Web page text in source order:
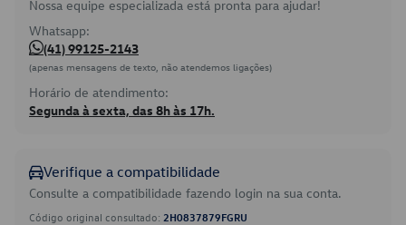
Nossa equipe especializada está pronta para ajudar!
Whatsapp:
(41) 99125-2143
(apenas mensagens de texto, não atendemos ligações)
Horário de atendimento:
Segunda à sexta, das 8h às 17h.
Verifique a compatibilidade
Consulte a compatibilidade fazendo login na sua conta.
Código original consultado: 2H0837879FGRU